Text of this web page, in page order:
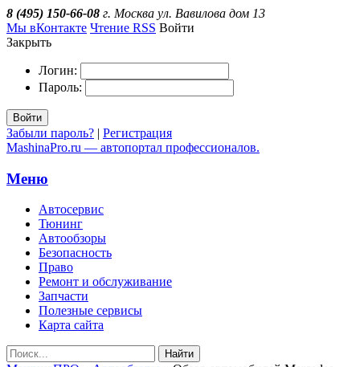
8 (495) 150-66-08 г. Москва ул. Вавилова дом 13
Мы вКонтакте Чтение RSS Войти
Закрыть
Логин:
Пароль:
Войти
Забыли пароль? | Регистрация
MashinaPro.ru — автопортал профессионалов.
Меню
Автосервис
Тюнинг
Автообзоры
Безопасность
Право
Ремонт и обслуживание
Запчасти
Полезные сервисы
Карта сайта
Найти